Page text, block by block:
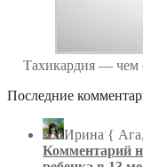
Тахикардия — чем
Последние
Ирина {
Комментарий